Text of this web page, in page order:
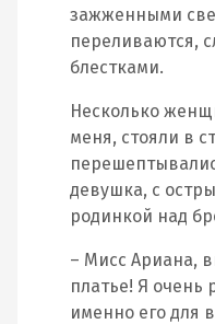
зажженными
переливаются,
блестками.
Несколько
меня, стояли в
девушка, с
родинкой над
– Мисс Ариана,
платье! Я очень
именно его для